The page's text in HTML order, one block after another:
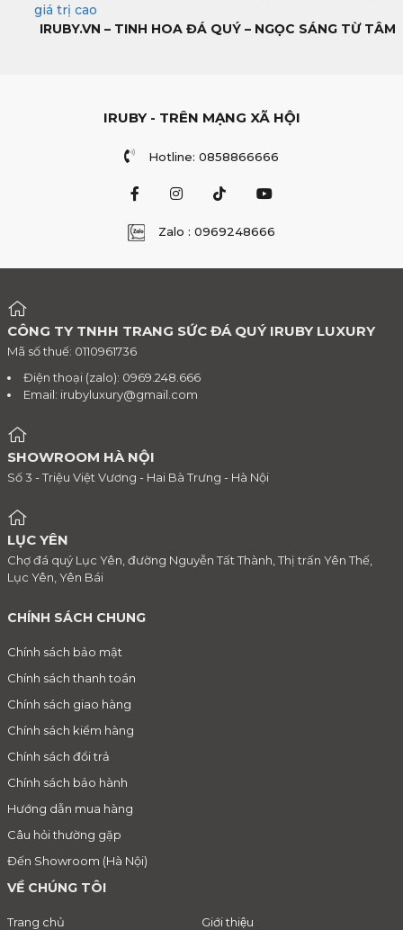
giá trị cao
IRUBY.VN – TINH HOA ĐÁ QUÝ – NGỌC SÁNG TỪ TÂM
IRUBY - TRÊN MẠNG XÃ HỘI
Hotline: 0858866666
Zalo : 0969248666
CÔNG TY TNHH TRANG SỨC ĐÁ QUÝ IRUBY LUXURY
Mã số thuế: 0110961736
Điện thoại (zalo): 0969.248.666
Email: irubyluxury@gmail.com
SHOWROOM HÀ NỘI
Số 3 - Triệu Việt Vương - Hai Bà Trưng - Hà Nội
LỤC YÊN
Chợ đá quý Lục Yên, đường Nguyễn Tất Thành, Thị trấn Yên Thế,
Lục Yên, Yên Bái
CHÍNH SÁCH CHUNG
Chính sách bảo mật
Chính sách thanh toán
Chính sách giao hàng
Chính sách kiểm hàng
Chính sách đổi trả
Chính sách bảo hành
Hướng dẫn mua hàng
Câu hỏi thường gặp
Đến Showroom (Hà Nội)
VỀ CHÚNG TÔI
Trang chủ
Giới thiệu